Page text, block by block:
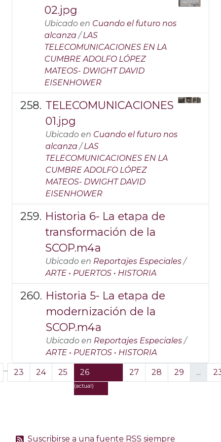
02.jpg
Ubicado en Cuando el futuro nos
alcanza /LAS
TELECOMUNICACIONES EN LA
CUMBRE ADOLFO LÓPEZ
MATEOS- DWIGHT DAVID
EISENHOWER
TELECOMUNICACIONES
01.jpg
Ubicado en Cuando el futuro nos
alcanza /LAS
TELECOMUNICACIONES EN LA
CUMBRE ADOLFO LÓPEZ
MATEOS- DWIGHT DAVID
EISENHOWER
Historia 6- La etapa de
transformación de la
SCOP.m4a
Ubicado en Reportajes Especiales /
ARTE • PUERTOS • HISTORIA
Historia 5- La etapa de
modernización de la
SCOP.m4a
Ubicado en Reportajes Especiales /
ARTE • PUERTOS • HISTORIA
...
23 24 25 26
(actual)
27 28 29 ...
Suscribirse a una fuente RSS siempre